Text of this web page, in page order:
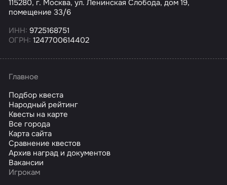
115280, г. Москва, ул. Ленинская Слобода, дом 19,
помещение 33/6
ИНН: 9725168751
ОГРН: 1247700614402
Главное
Подбор квеста
Народный рейтинг
Квесты на карте
Все города
Карта сайта
Сравнение квестов
Архив наград и документов
Вакансии
Игрокам